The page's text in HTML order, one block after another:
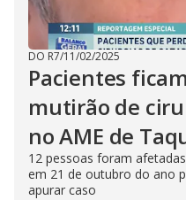
DO R7/11/02/2025
Pacientes
mutirão de
no AME de
12 pessoas foram
em 21 de outubro do ano
apurar caso